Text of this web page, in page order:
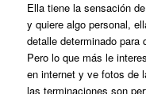
Ella tiene la sensación
y quiere algo personal,
detalle determinado para
Pero lo que más le
en internet y ve fotos de
las terminaciones son